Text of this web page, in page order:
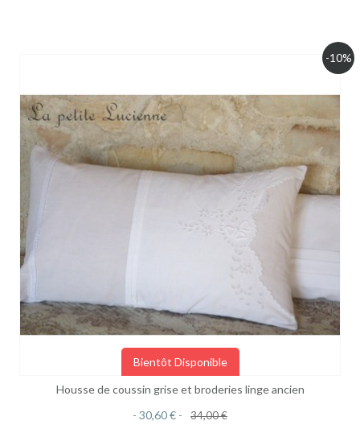
Bientôt Disponible
Housse de coussin grise et broderies linge ancien
30,60 €
34,00 €
-10%